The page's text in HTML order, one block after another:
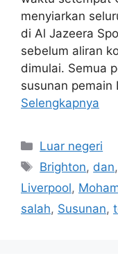
menyiarkan
di Al Jazeera
sebelum aliran
dimulai. Semua
susunan
Selengkapnya
Kategori
Luar negeri
Tag
Brighton, dan,
Liverpool,
salah, Susunan,